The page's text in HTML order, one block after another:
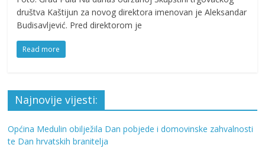
društva Kaštijun za novog direktora imenovan je Aleksandar
Budisavljević. Pred direktorom je
Read more
Najnovije vijesti:
Općina Medulin obilježila Dan pobjede i domovinske zahvalnosti
te Dan hrvatskih branitelja